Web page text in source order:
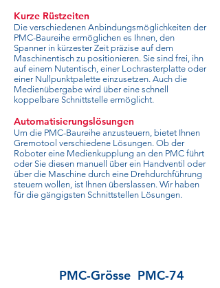
Kurze Rüstzeiten
Die verschiedenen Anbindungsmöglichkeiten der
PMC-Baureihe ermöglichen es Ihnen, den
Spanner in kürzester Zeit präzise auf dem
Maschinentisch zu positionieren. Sie sind frei, ihn
auf einem Nutentisch, einer Lochrasterplatte oder
einer Nullpunktpalette einzusetzen. Auch die
Medienübergabe wird über eine schnell
koppelbare Schnittstelle ermöglicht.
Automatisierungslösungen
Um die PMC-Baureihe anzusteuern, bietet Ihnen
Gremotool verschiedene Lösungen. Ob der
Roboter eine Medienkupplung an den PMC führt
oder Sie diesen manuell über ein Handventil oder
über die Maschine durch eine Drehdurchführung
steuern wollen, ist Ihnen überslassen. Wir haben
für die gängigsten Schnittstellen Lösungen.
PMC-Grösse PMC-74